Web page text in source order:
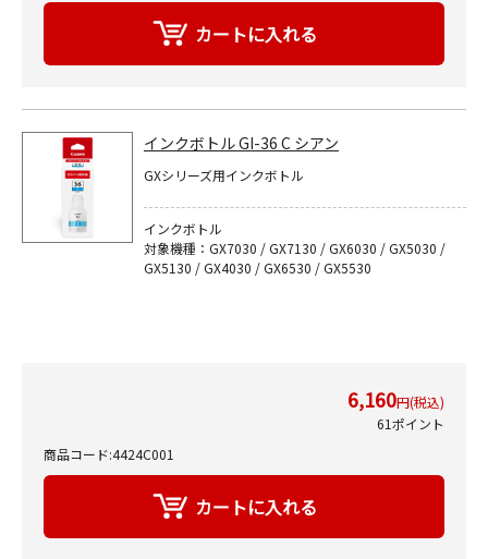
インクボトル GI-36 C シアン
GXシリーズ用インクボトル
インクボトル
対象機種：GX7030 / GX7130 / GX6030 / GX5030 /
GX5130 / GX4030 / GX6530 / GX5530
6,160円(税込)
61ポイント
商品コード:4424C001